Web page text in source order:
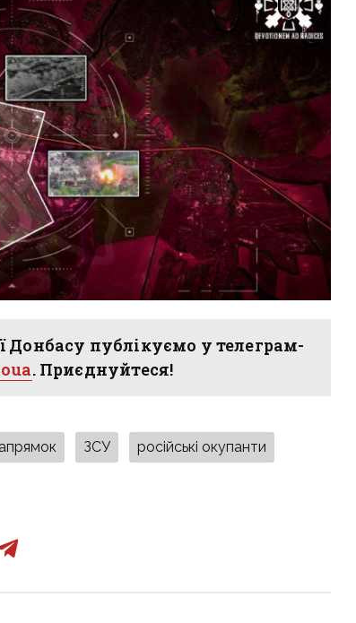
Донбасу публікуємо у телеграм-
. Приєднуйтеся!
ЗСУ російські окупанти